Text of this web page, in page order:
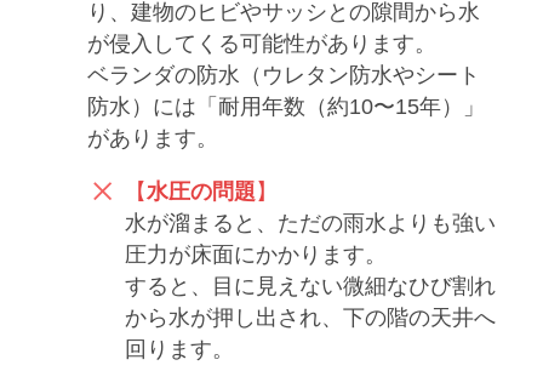
り、建物のヒビやサッシとの隙間から水
が侵入してくる可能性があります。
ベランダの防水（ウレタン防水やシート
防水）には「耐用年数（約10〜15年）」
があります。
【水圧の問題 】
水が溜まると、ただの雨水よりも強い
圧力が床面にかかります。
すると、目に見えない微細なひび割れ
から水が押し出され、下の階の天井へ
回ります。